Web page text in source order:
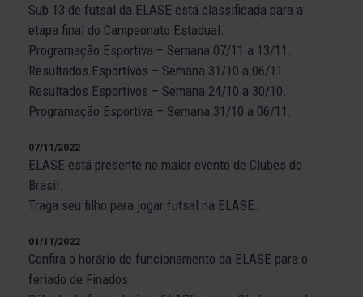
Sub 13 de futsal da ELASE está classificada para a
etapa final do Campeonato Estadual.
Programação Esportiva – Semana 07/11 a 13/11.
Resultados Esportivos – Semana 31/10 a 06/11.
Resultados Esportivos – Semana 24/10 a 30/10.
Programação Esportiva – Semana 31/10 a 06/11.
07/11/2022
ELASE está presente no maior evento de Clubes do
Brasil.
Traga seu filho para jogar futsal na ELASE.
01/11/2022
Confira o horário de funcionamento da ELASE para o
feriado de Finados.